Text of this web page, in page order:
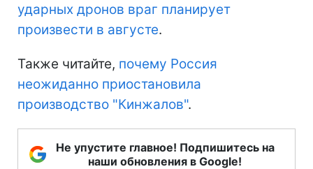
ударных дронов враг планирует
произвести в августе.
Также читайте, почему Россия
неожиданно приостановила
производство "Кинжалов".
Не упустите главное! Подпишитесь на
наши обновления в Google!